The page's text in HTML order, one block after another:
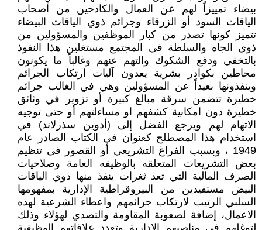
بيضاء تمييزاً لهم عن العمال والكادحين من أصحاب
الياقات السود أو الزرقاء وجرائم ذوي الياقات البيضاء
تتميز كونها تصدر من كبار الموظفين والمسؤولين من
ذوي الجاه والسلطة في المجتمع مستغلين هذا النفوذ
بالتخفي ودفع الشكوك والتهم عنهم وغالباً ما يكونون
محاطين بكوادر بشرية يعدون آليات ارتكاب الجرائم
وينفذونها بعيداً عن المسؤولين وهي في الغالب جرائم
خطيرة تتضمن سرقة مبالغ كبيرة أو تزوير في وثائق
خطيرة دون امكانية كشفهم او مساءلتهم أو حتى توجيه
الاتهام لهم ويرجع الفضل إلى (أدوين سذرلاند) في
استخدام هذا المصطلح كعنوان في الكتاب الصادر عام
1949 ، وبسبب الفراغ التشريعي أو القصور في تنظيم
بعض التشريعات المتعلقه بالوظيفه العامة وصلاحيات
الصرف المالية التي تعد ثغرات ينفذ منها ذوي الياقات
البيض مستفيدين من البيروقراطية الإدارية بمفهومها
السلبي الرتيب لارتكاب جرائمهم واعطاء الشرعية لهذه
الاعمال، إضافة لصعوبة المقاومة والتصدي لهؤلاء وذلك